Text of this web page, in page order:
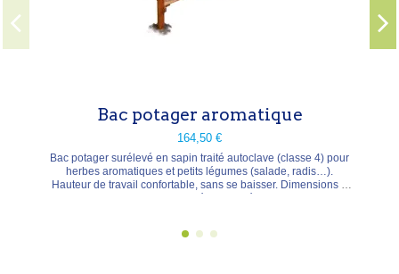
potager aromatique
surélevé en sapin traité autoclave (classe 4) pour
et petits légumes (salade, radis…).
travail confortable, sans se baisser. Dimensions L